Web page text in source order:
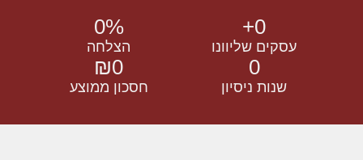
עסקים שליוונו
+
הצלחה
0
שנות ניסיון חסכון ממוצע
₪